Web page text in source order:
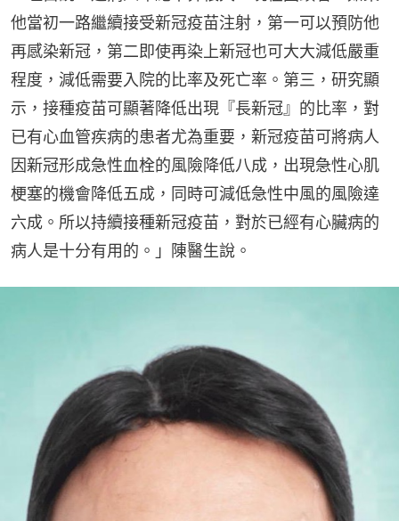
他當初一路繼續接受新冠疫苗注射，第一可以預防他
再感染新冠，第二即使再染上新冠也可大大減低嚴重
程度，減低需要入院的比率及死亡率。第三，研究顯
示，接種疫苗可顯著降低出現『長新冠』的比率，對
已有心血管疾病的患者尤為重要，新冠疫苗可將病人
因新冠形成急性血栓的風險降低八成，出現急性心肌
梗塞的機會降低五成，同時可減低急性中風的風險達
六成。所以持續接種新冠疫苗，對於已經有心臟病的
病人是十分有用的。」陳醫生說。